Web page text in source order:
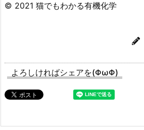
© 2021 猫でもわかる有機化学
よろしければシェアを(ΦωΦ)